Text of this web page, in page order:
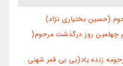
(حسین بختیاری نژاد)
چهلمین روز درگذشت مرحوم(
زنده یاد(بی بی قمر شهنی